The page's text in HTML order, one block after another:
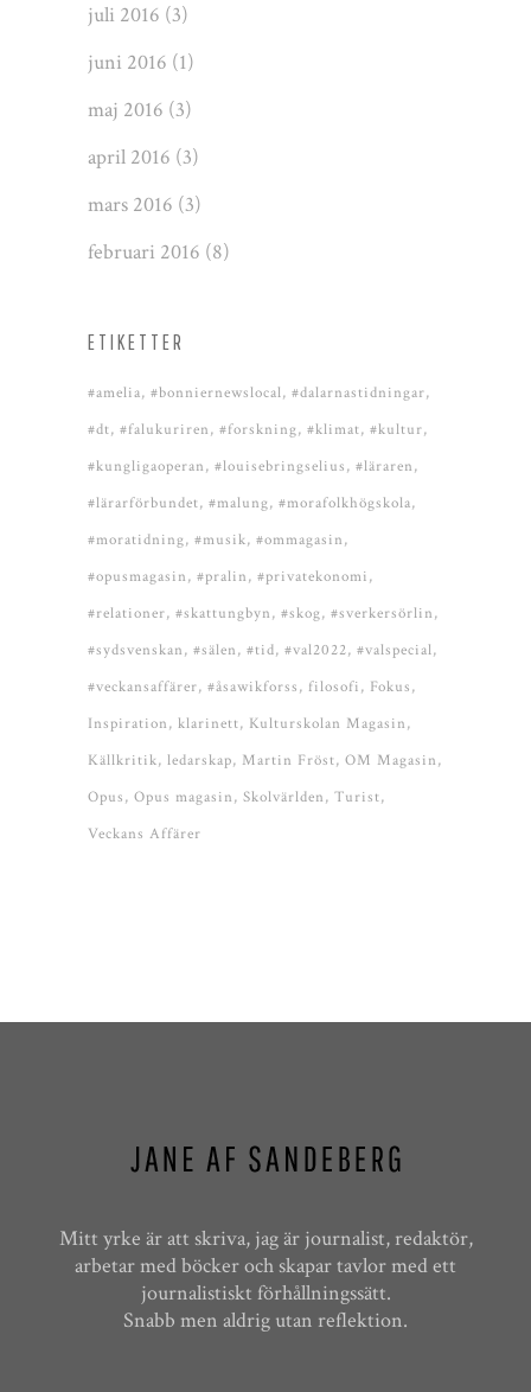
juli 2016 (3)
juni 2016 (1)
maj 2016 (3)
april 2016 (3)
mars 2016 (3)
februari 2016 (8)
ETIKETTER
#amelia #bonniernewslocal #dalarnastidningar
#dt #falukuriren #forskning #klimat #kultur
#kungligaoperan #louisebringselius #läraren
#lärarförbundet #malung #morafolkhögskola
#moratidning #musik #ommagasin
#opusmagasin #pralin #privatekonomi
#relationer #skattungbyn #skog #sverkersörlin
#sydsvenskan #sälen #tid #val2022 #valspecial
#veckansaffärer #åsawikforss filosofi
Fokus
Inspiration klarinett Kulturskolan Magasin
Källkritik ledarskap Martin Fröst OM Magasin
Opus Opus magasin Skolvärlden Turist
Veckans Affärer
Mitt yrke är att skriva, jag är journalist, redaktör,
arbetar med böcker och skapar tavlor med ett
journalistiskt förhållningssätt.
Snabb men aldrig utan reflektion.